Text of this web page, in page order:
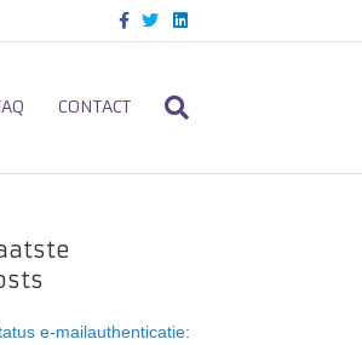
c
o
o
T
i
e
L
n
d
CONTACT
e-mailauthenticatie: